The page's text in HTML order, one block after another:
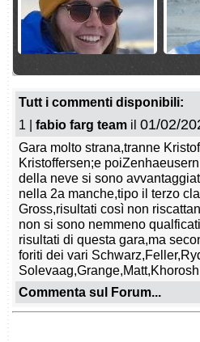
vince l'ultimo slalom,
McGrath la coppa di
specialità
come
mercoledì 25 marzo 2026
Grenier guida l'ultimo
gigante, super Trocker
martedì
slalom
Tutt i commenti disponibili:
1 | fabio farg team il 01/02/
Gara molto strana,tranne
Kristoffersen;e
della neve si sono
nella 2a manche,tipo il terzo
Gross,risultati così non
non si sono nemmeno
risultati di questa gara,ma
foriti dei vari
Commenta sul Forum...